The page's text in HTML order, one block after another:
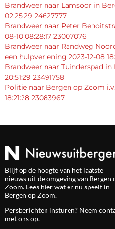
Brandweer naar Lamsoor in
02:25:29 24627777
Brandweer naar Peter
08-10 08:28:17 23007076
Brandweer naar Randweg
een hulpverlening 2023-12-08
Brandweer naar Tuinderspad in
20:51:29 23491758
Politie naar Bergen op Zoom
18:21:28 23083967
Blijf op de hoogte van het laatste
nieuws uit de omgeving van Bergen
Zoom. Lees hier wat er nu speelt in
Bergen op Zoom.
Persberichten insturen? Neem
met ons op.